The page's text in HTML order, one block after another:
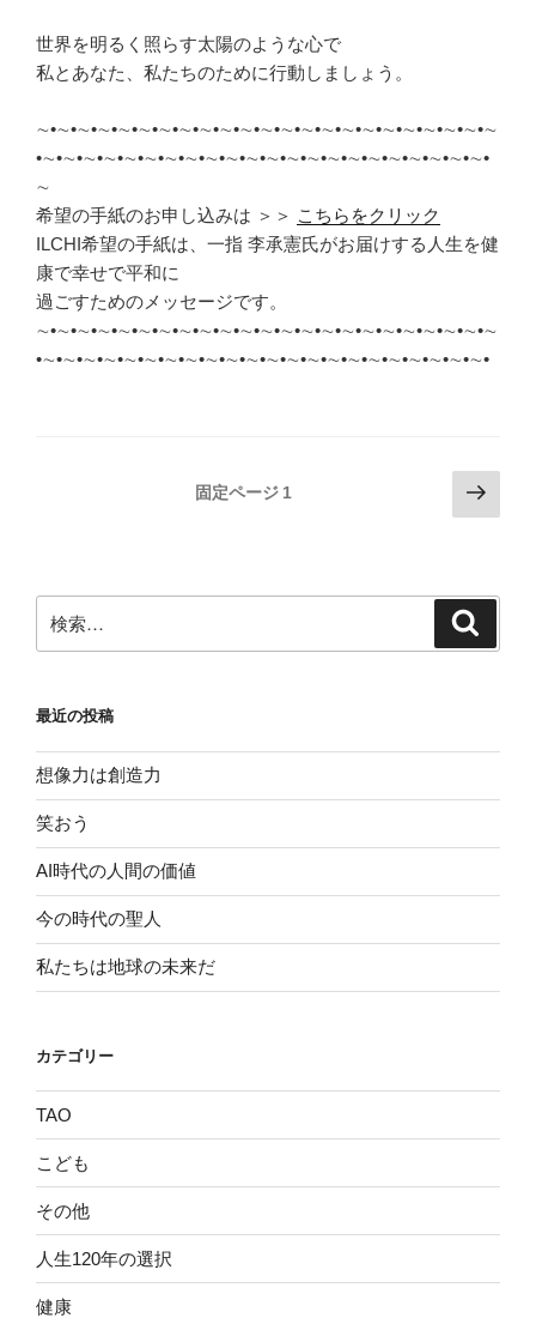
世界を明るく照らす太陽のような心で
私とあなた、私たちのために行動しましょう。
∼•∼•∼•∼•∼•∼•∼•∼•∼•∼•∼•∼•∼•∼•∼•∼•∼•∼•∼•∼•∼•∼•∼
•∼•∼•∼•∼•∼•∼•∼•∼•∼•∼•∼•∼•∼•∼•∼•∼•∼•∼•∼•∼•∼•∼•
∼
希望の手紙のお申し込みは ＞＞ こちらをクリック
ILCHI希望の手紙は、一指 李承憲氏がお届けする人生を健
康で幸せで平和に
過ごすためのメッセージです。
∼•∼•∼•∼•∼•∼•∼•∼•∼•∼•∼•∼•∼•∼•∼•∼•∼•∼•∼•∼•∼•∼•∼
•∼•∼•∼•∼•∼•∼•∼•∼•∼•∼•∼•∼•∼•∼•∼•∼•∼•∼•∼•∼•∼•∼•
ー
ジ
り
固定ページ 1
次
の
ジ
索:
最近の投稿
想像力は創造力
笑おう
AI時代の人間の価値
今の時代の聖人
私たちは地球の未来だ
カテゴリー
TAO
こども
その他
人生120年の選択
健康